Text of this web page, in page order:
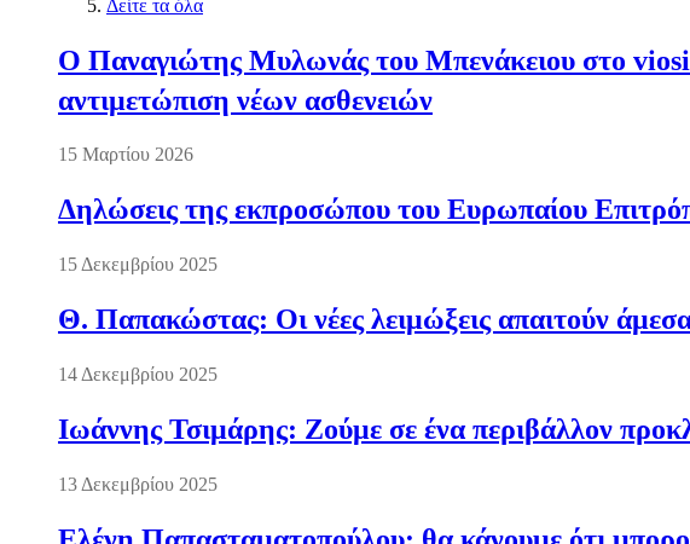
Δείτε τα όλα
Ο Παναγιώτης Μυλωνάς του Μπενάκειου στο
αντιμετώπιση νέων ασθενειών
15 Μαρτίου 2026
Δηλώσεις της εκπροσώπου του Ευρωπαίου
15 Δεκεμβρίου 2025
Θ. Παπακώστας: Οι νέες λειμώξεις απαιτούν
14 Δεκεμβρίου 2025
Ιωάννης Τσιμάρης: Ζούμε σε ένα περιβάλλον
13 Δεκεμβρίου 2025